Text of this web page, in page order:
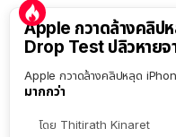
Apple กวาดล้างคลิป
Drop Test ปลิวหายจ
Apple กวาดล้างคลิปหลุด
มากกว่า
โดย Thitirath Kinaret